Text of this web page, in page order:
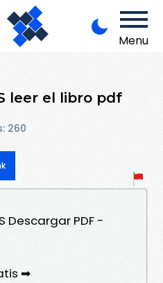
Menu
leer el libro pdf
260
Descargar PDF -
➡